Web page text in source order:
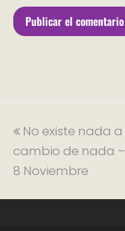
No existe nada a
cambio de nada –
8 Noviembre